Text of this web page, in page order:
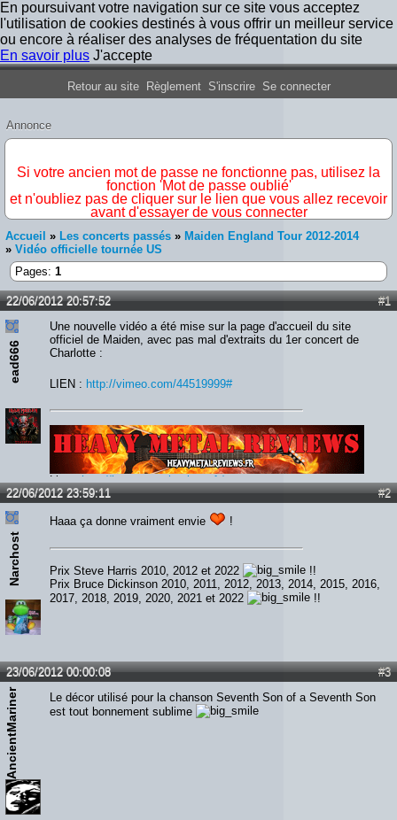
En poursuivant votre navigation sur ce site vous acceptez
l'utilisation de cookies destinés à vous offrir un meilleur service
ou encore à réaliser des analyses de fréquentation du site
En savoir plus J'accepte
Forum Iron Maiden France
Retour au site Règlement S'inscrire Se connecter
Annonce
Si votre ancien mot de passe ne fonctionne pas, utilisez la
fonction 'Mot de passe oublié'
et n'oubliez pas de cliquer sur le lien que vous allez recevoir
avant d'essayer de vous connecter
Accueil » Les concerts passés » Maiden England Tour 2012-2014
» Vidéo officielle tournée US
Pages: 1
#1
22/06/2012 20:57:52
ead666
Une nouvelle vidéo a été mise sur la page d'accueil du site
officiel de Maiden, avec pas mal d'extraits du 1er concert de
Charlotte :
LIEN : http://vimeo.com/44519999#
Lien :http://heavymetalreviews.fr/
#2
22/06/2012 23:59:11
Narchost
Haaa ça donne vraiment envie !
Prix Steve Harris 2010, 2012 et 2022
!!
Prix Bruce Dickinson 2010, 2011, 2012, 2013, 2014, 2015, 2016,
2017, 2018, 2019, 2020, 2021 et 2022
!!
#3
23/06/2012 00:00:08
AncientMariner
Le décor utilisé pour la chanson Seventh Son of a Seventh Son
est tout bonnement sublime